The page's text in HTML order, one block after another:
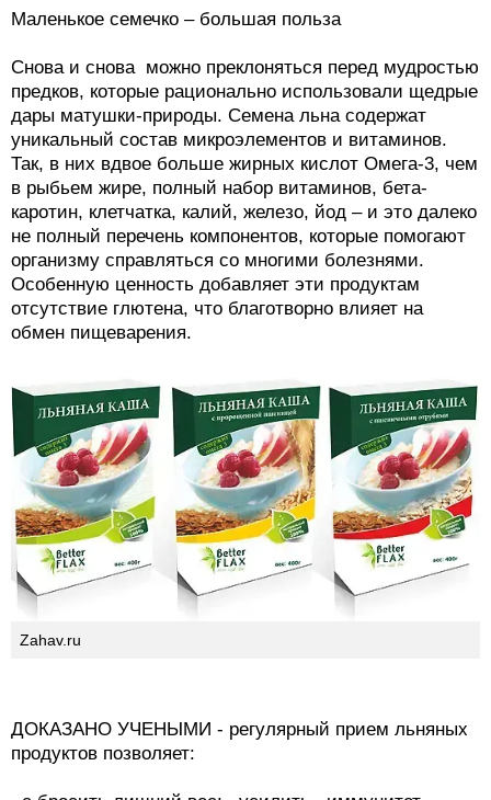
Маленькое семечко – большая польза
Снова и снова можно преклоняться перед мудростью
предков, которые рационально использовали щедрые
дары матушки-природы. Семена льна содержат
уникальный состав микроэлементов и витаминов.
Так, в них вдвое больше жирных кислот Омега-3, чем
в рыбьем жире, полный набор витаминов, бета-
каротин, клетчатка, калий, железо, йод – и это далеко
не полный перечень компонентов, которые помогают
организму справляться со многими болезнями.
Особенную ценность добавляет эти продуктам
отсутствие глютена, что благотворно влияет на
обмен пищеварения.
Zahav.ru
ДОКАЗАНО УЧЕНЫМИ - регулярный прием льняных
продуктов позволяет: